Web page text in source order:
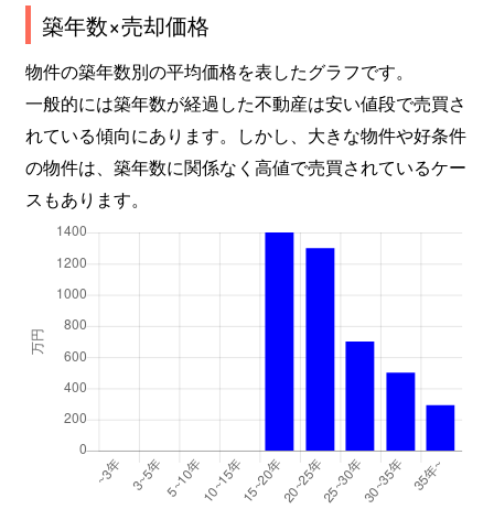
築年数×売却価格
物件の築年数別の平均価格を表したグラフです。
一般的には築年数が経過した不動産は安い値段で売買さ
れている傾向にあります。しかし、大きな物件や好条件
の物件は、築年数に関係なく高値で売買されているケー
スもあります。